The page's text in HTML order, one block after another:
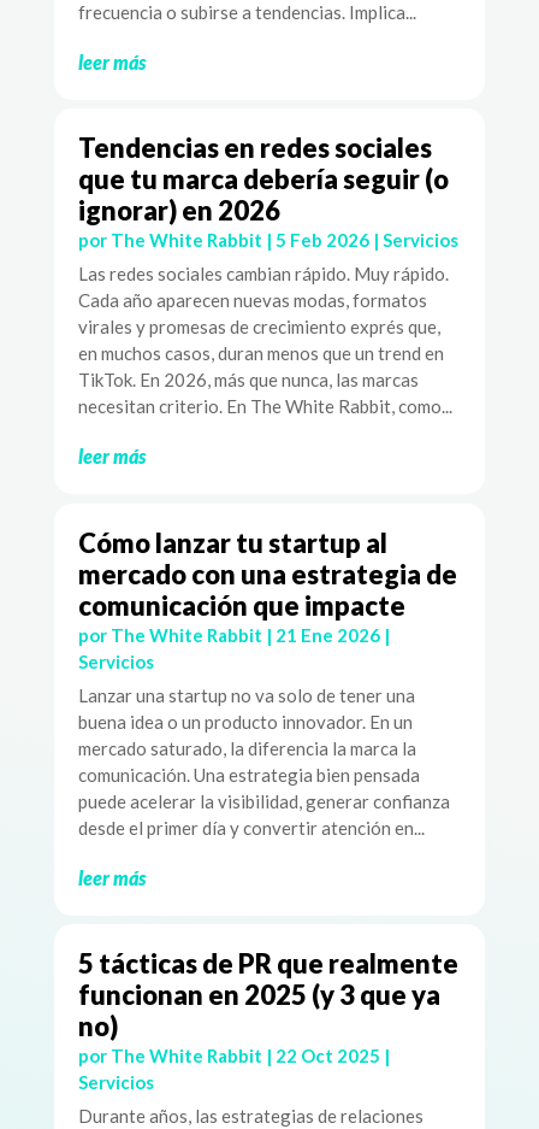
frecuencia o subirse a tendencias. Implica...
leer más
Tendencias en redes sociales
que tu marca debería seguir (o
ignorar) en 2026
por The White Rabbit | 5 Feb 2026| Servicios
Las redes sociales cambian rápido. Muy rápido.
Cada año aparecen nuevas modas, formatos
virales y promesas de crecimiento exprés que,
en muchos casos, duran menos que un trend en
TikTok. En 2026, más que nunca, las marcas
necesitan criterio. En The White Rabbit, como...
leer más
Cómo lanzar tu startup al
mercado con una estrategia de
comunicación que impacte
por The White Rabbit | 21 Ene 2026|
Servicios
Lanzar una startup no va solo de tener una
buena idea o un producto innovador. En un
mercado saturado, la diferencia la marca la
comunicación. Una estrategia bien pensada
puede acelerar la visibilidad, generar confianza
desde el primer día y convertir atención en...
leer más
5 tácticas de PR que realmente
funcionan en 2025 (y 3 que ya
no)
por The White Rabbit | 22 Oct 2025 |
Servicios
Durante años, las estrategias de relaciones